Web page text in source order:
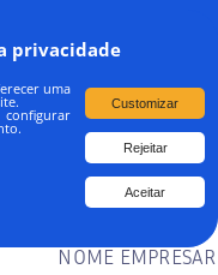
Todos os Direitos
NOME
privacidade
uma
Customizar
Rejeitar
Aceitar